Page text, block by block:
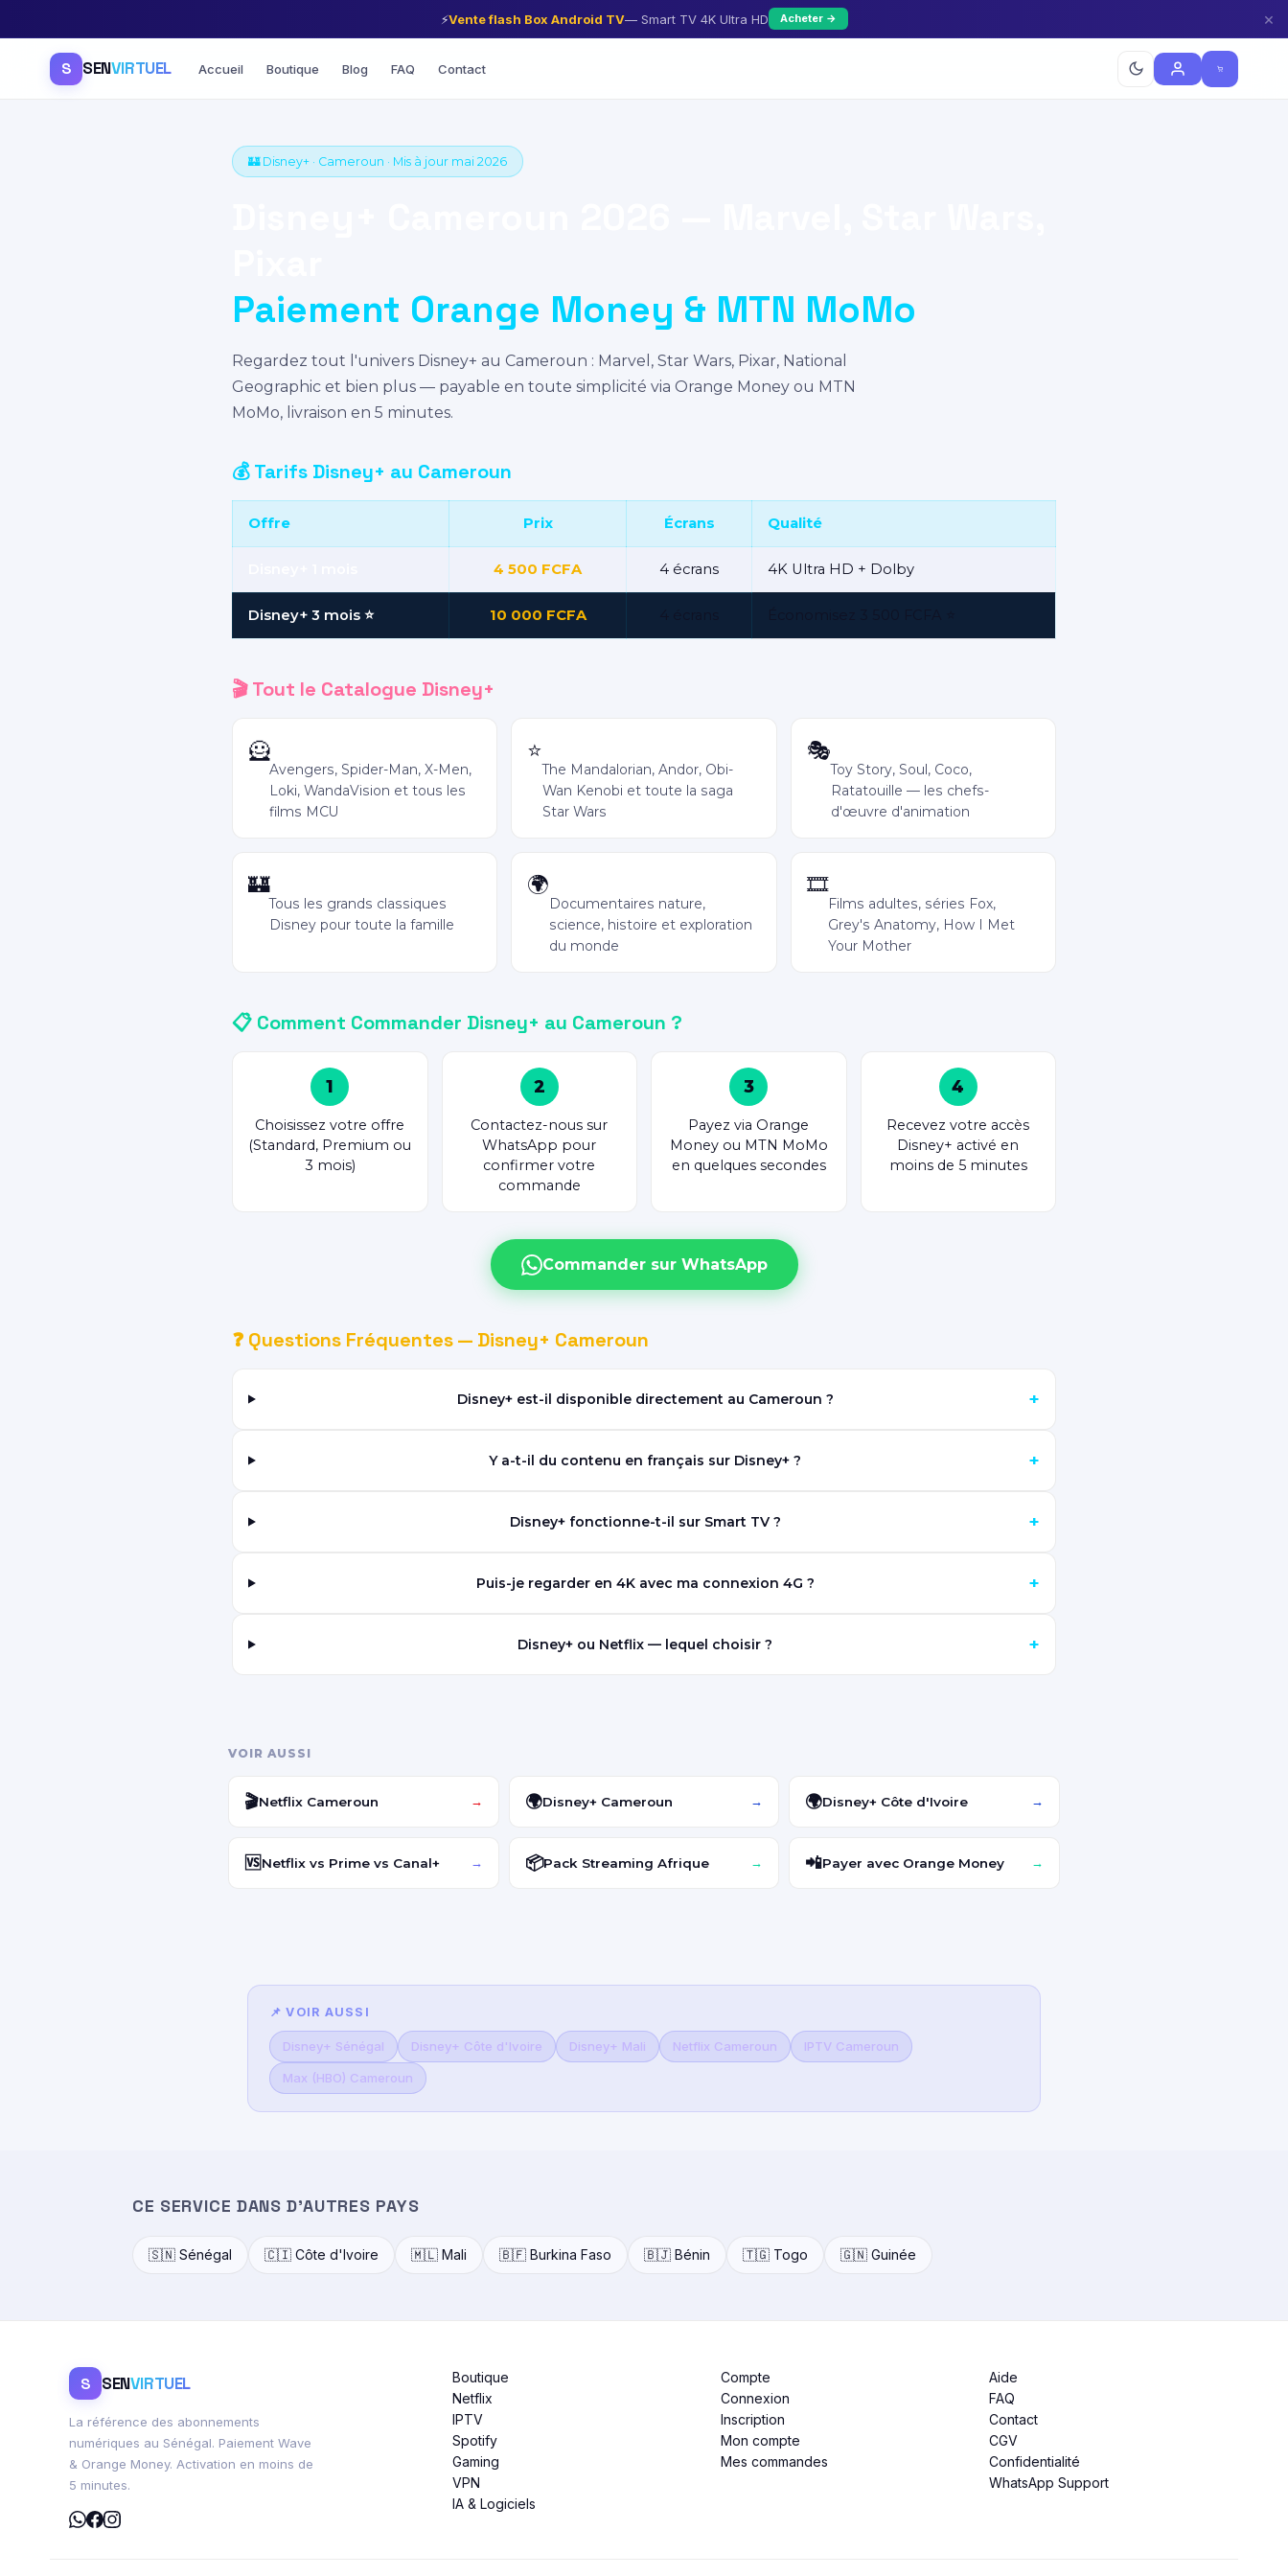
⚡Vente flash Box Android TV— Smart TV 4K Ultra HD Acheter → ×
S SENVIRTUEL Accueil Boutique Blog FAQ Contact
🏰 Disney+ · Cameroun · Mis à jour mai 2026
Paiement Orange Money & MTN MoMo
Regardez tout l'univers Disney+ au Cameroun : Marvel, Star Wars, Pixar, National
Geographic et bien plus — payable en toute simplicité via Orange Money ou MTN
MoMo, livraison en 5 minutes.
💰 Tarifs Disney+ au Cameroun
Offre Prix Écrans Qualité
4 500 FCFA 4 écrans 4K Ultra HD + Dolby
Disney+ 3 mois ⭐ 10 000 FCFA
🎬 Tout le Catalogue Disney+
🦸Marvel
Avengers, Spider-Man, X-Men,
Loki, WandaVision et tous les
films MCU
⭐
The Mandalorian, Andor, Obi-
Wan Kenobi et toute la saga
Star Wars
🎭
Toy Story, Soul, Coco,
Ratatouille — les chefs-
d'œuvre d'animation
🏰Disney Classics
Tous les grands classiques
Disney pour toute la famille
🌍
Documentaires nature,
science, histoire et exploration
du monde
🎞️Star (films & séries)
Films adultes, séries Fox,
Grey's Anatomy, How I Met
Your Mother
📋 Comment Commander Disney+ au Cameroun ?
1
Choisissez votre offre
(Standard, Premium ou
3 mois)
2
Contactez-nous sur
WhatsApp pour
confirmer votre
commande
3
Payez via Orange
Money ou MTN MoMo
en quelques secondes
4
Recevez votre accès
Disney+ activé en
moins de 5 minutes
Commander sur WhatsApp
❓ Questions Fréquentes — Disney+ Cameroun
Disney+ est-il disponible directement au Cameroun ? +
Y a-t-il du contenu en français sur Disney+ ? +
Disney+ fonctionne-t-il sur Smart TV ? +
Puis-je regarder en 4K avec ma connexion 4G ? +
Disney+ ou Netflix — lequel choisir ? +
VOIR AUSSI
🎬Netflix Cameroun → 🌍Disney+ Cameroun → 🌍Disney+ Côte d'Ivoire →
🆚Netflix vs Prime vs Canal+ → 📦Pack Streaming Afrique → 📲Payer avec Orange Money →
📌 VOIR AUSSI
Disney+ Sénégal Disney+ Côte d'Ivoire Disney+ Mali Netflix Cameroun IPTV Cameroun
Max (HBO) Cameroun
CE SERVICE DANS D'AUTRES PAYS
🇸🇳 Sénégal 🇨🇮 Côte d'Ivoire 🇲🇱 Mali 🇧🇫 Burkina Faso 🇧🇯 Bénin 🇹🇬 Togo 🇬🇳 Guinée
S SENVIRTUEL
La référence des abonnements
numériques au Sénégal. Paiement Wave
& Orange Money. Activation en moins de
5 minutes.
Boutique
Netflix
IPTV
Spotify
Gaming
VPN
IA & Logiciels
Compte
Connexion
Inscription
Mon compte
Mes commandes
Aide
FAQ
Contact
CGV
Confidentialité
WhatsApp Support